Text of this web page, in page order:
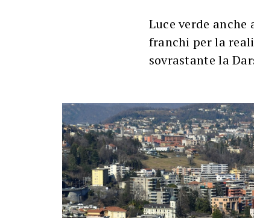
Luce verde
franchi per la
sovrastante la